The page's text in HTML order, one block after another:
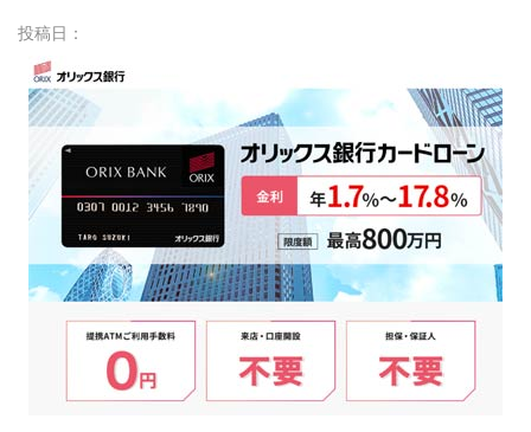
投稿日：